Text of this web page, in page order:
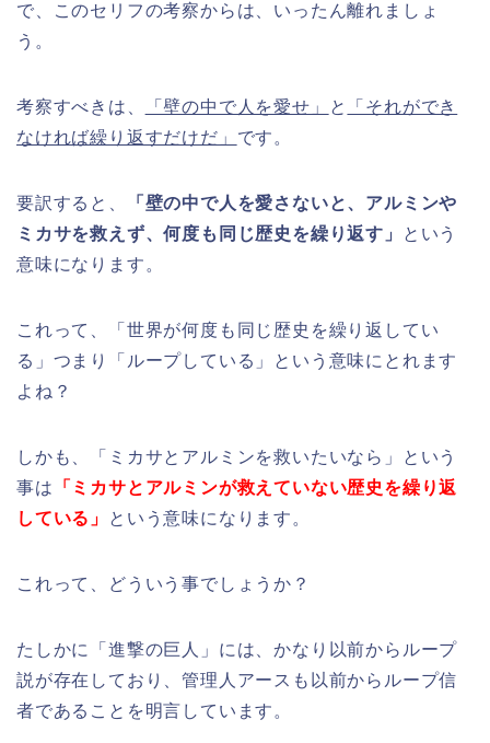
で、このセリフの考察からは、いったん離れましょ
う。
考察すべきは、 「壁の中で人を愛せ」 と
「それができ
なければ繰り返すだけだ」 です。
要訳すると、
「壁の中で人を愛さないと、アルミンや
ミカサを救えず、何度も同じ歴史を繰り返す」
という
意味になります。
これって、「世界が何度も同じ歴史を繰り返してい
る」つまり「ループしている」という意味にとれます
よね？
しかも、「ミカサとアルミンを救いたいなら」という
事は 「ミカサとアルミンが救えていない歴史を繰り返
している」
という意味になります。
これって、どういう事でしょうか？
たしかに「進撃の巨人」には、かなり以前からループ
説が存在しており、管理人アースも以前からループ信
者であることを明言しています。